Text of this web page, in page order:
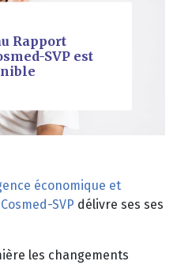
Rapport
SVP est
économique et
SVP délivre ses ses
les changements